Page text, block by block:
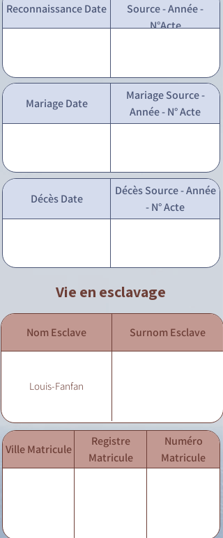
Reconnaissance Date
Source - Année -
N°Acte
Mariage Date
Mariage Source -
Année - N° Acte
Décès Date
Décès Source - Année
- N° Acte
Vie en esclavage
Nom Esclave Surnom Esclave
Louis-Fanfan
Ville Matricule
Registre
Matricule
Numéro
Matricule